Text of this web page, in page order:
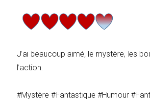
J’ai beaucoup aimé, le mystère, les
l’action.
#Mystère #Fantastique #Humour